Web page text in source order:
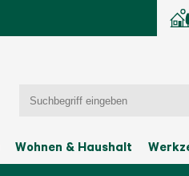
Wohnen & Haushalt